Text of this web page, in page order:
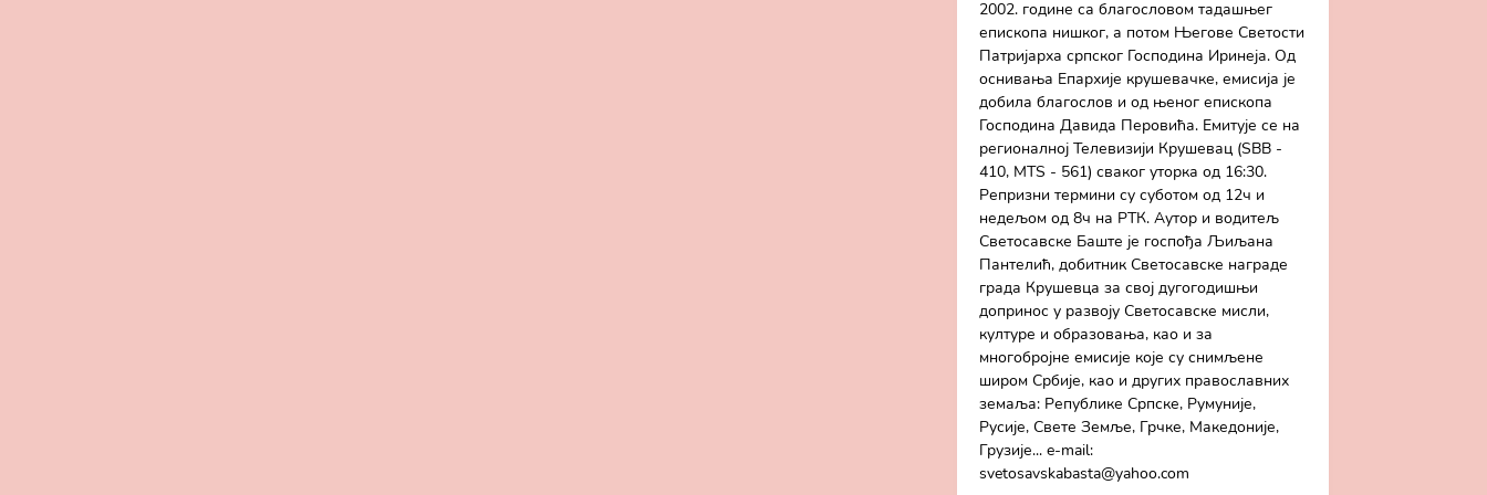
2002. године са благословом тадашњег
епископа нишког, а потом Његове Светости
Патријарха српског Господина Иринеја. Од
оснивања Епархије крушевачке, емисија је
добила благослов и од њеног епископа
Господина Давида Перовића. Емитује се на
регионалној Телевизији Крушевац (SBB -
410, MTS - 561) сваког уторка од 16:30.
Репризни термини су суботом од 12ч и
недељом од 8ч на РТК. Аутор и водитељ
Светосавске Баште је госпођа Љиљана
Пантелић, добитник Светосавске награде
града Крушевца за свој дугогодишњи
допринос у развоју Светосавске мисли,
културе и образовања, као и за
многобројне емисије које су снимљене
широм Србије, као и других православних
земаља: Републике Српске, Румуније,
Русије, Свете Земље, Грчке, Македоније,
Грузије... e-mail:
svetosavskabasta@yahoo.com